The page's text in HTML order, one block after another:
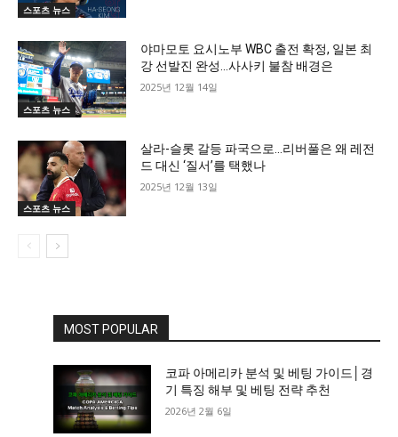
스포츠 뉴스
스포츠 뉴스
야마모토 요시노부 WBC 출전 확정, 일본 최
강 선발진 완성…사사키 불참 배경은
2025년 12월 14일
스포츠 뉴스
살라-슬롯 갈등 파국으로…리버풀은 왜 레전
드 대신 ‘질서’를 택했나
2025년 12월 13일
MOST POPULAR
코파 아메리카 분석 및 베팅 가이드│경
기 특징 해부 및 베팅 전략 추천
2026년 2월 6일